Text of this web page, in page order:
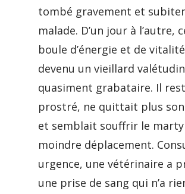
tombé gravement et
malade. D’un jour à l’autre,
boule d’énergie et de
devenu un vieillard
quasiment grabataire. Il
prostré, ne quittait plus
et semblait souffrir le
moindre déplacement.
urgence, une vétérinaire a
une prise de sang qui n’a